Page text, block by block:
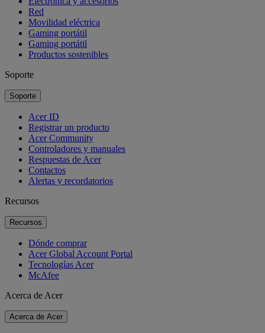
Red
Movilidad eléctrica
Gaming portátil
Gaming portátil
Productos sostenibles
Soporte
Soporte
Acer ID
Registrar un producto
Acer Community
Controladores y manuales
Respuestas de Acer
Contactos
Alertas y recordatorios
Recursos
Recursos
Dónde comprar
Acer Global Account Portal
Tecnologías Acer
McAfee
Acerca de Acer
Acerca de Acer